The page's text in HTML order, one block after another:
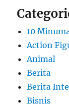
10
Action
Animal
Berita
Berita
Bisnis